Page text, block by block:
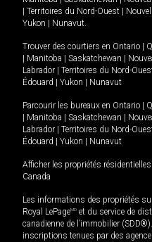
Territoires du Nord-Ouest
Yukon
Nunavut.
Trouver des courtiers en Ontario
Manitoba Saskatchewan
Labrador
Territoires du Nord-
Édouard
Yukon Nunavut
Parcourir les bureaux en Ontario
Manitoba Saskatchewan
Labrador
Territoires du Nord-
Édouard
Yukon Nunavut
Afficher les propriétés
Canada
Les informations des propriétés
Royal LePageMD et du service de
canadienne de l’immobilier
inscriptions tenues par des